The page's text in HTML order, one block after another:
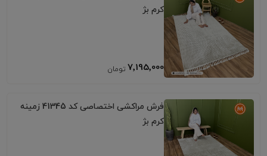
کرم بژ
7٬195٬000
فرش مراکشی اختصاصی کد 41345 زمینه
کرم بژ